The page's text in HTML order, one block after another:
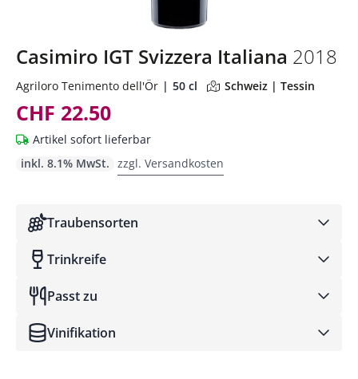
Casimiro IGT Svizzera Italiana 2018
Agriloro Tenimento dell'Ör 50 cl Schweiz | Tessin
CHF 22.50
Artikel sofort lieferbar
inkl. 8.1% MwSt. zzgl. Versandkosten
Traubensorten
Trinkreife
Passt zu
Vinifikation